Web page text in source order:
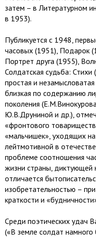
затем – в Литературном
в 1953).
Публикуется с 1948,
часовых (1951), Подарок
Портрет друга (1955),
Солдатская судьба:
простая и
близкая по содержанию
поколения
Ю.В.Друниной и др.),
«фронтового
«мальчишек», уходящих
лейтмотивной в
проблеме соотношения
жизни страны, диктующей
отличается
изобретательностью –
краткости и
Среди поэтических удач
(«В земле солдат